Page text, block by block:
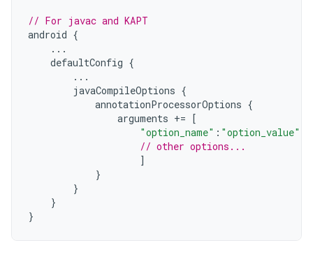
// For javac and KAPT
android {
...
defaultConfig {
...
javaCompileOptions {
annotationProcessorOptions {
arguments += [
"option_name" : "option_value"
// other options...
]
}
}
}
}